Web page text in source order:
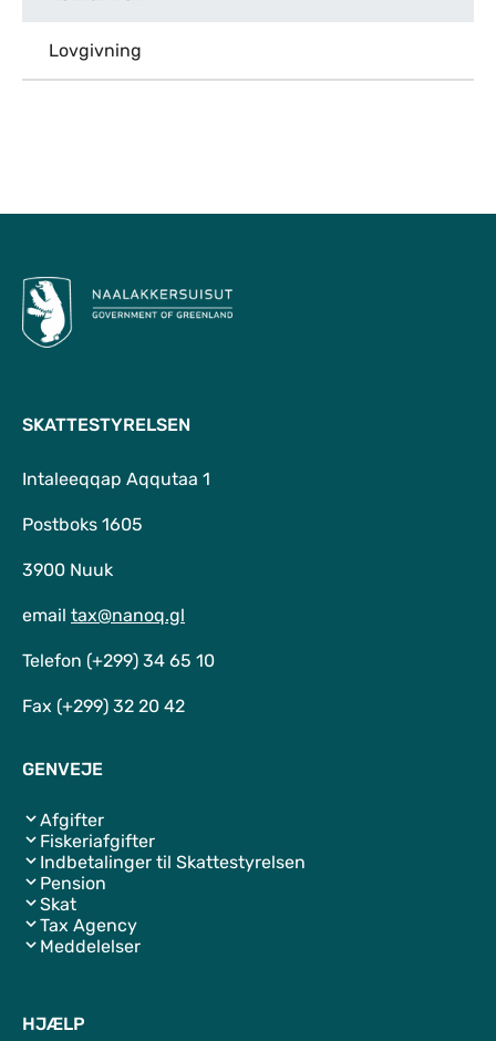
Lovgivning
SKATTESTYRELSEN
Intaleeqqap Aqqutaa 1
Postboks 1605
3900 Nuuk
email tax@nanoq.gl
Telefon (+299) 34 65 10
Fax (+299) 32 20 42
GENVEJE
Afgifter
Fiskeriafgifter
Indbetalinger til Skattestyrelsen
Pension
Skat
Tax Agency
Meddelelser
HJÆLP